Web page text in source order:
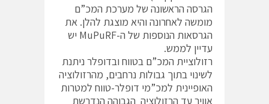
הגרסה הראשונה של מערכת המכ”ם
מומשה לאחרונה והיא מוצגת להלן. את
הגרסאות הנוספות של ה-MuPuRF יש
עדיין לממש.
רזולוציית המכ”ם בטווח ובדופלר ניתנת
לשינוי בתוך גבולות נרחבים, מהרזולוציה
האופיינית למכ”מי דופלר-טווח למטרות
אוויר עד הרזולוציה הגבוהה הנדרשת